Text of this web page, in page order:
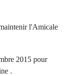
l'Amicale
2015 pour
.